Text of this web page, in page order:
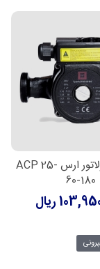
پمپ سیرکولاتور ارس ACP 25-
60-180
ریال